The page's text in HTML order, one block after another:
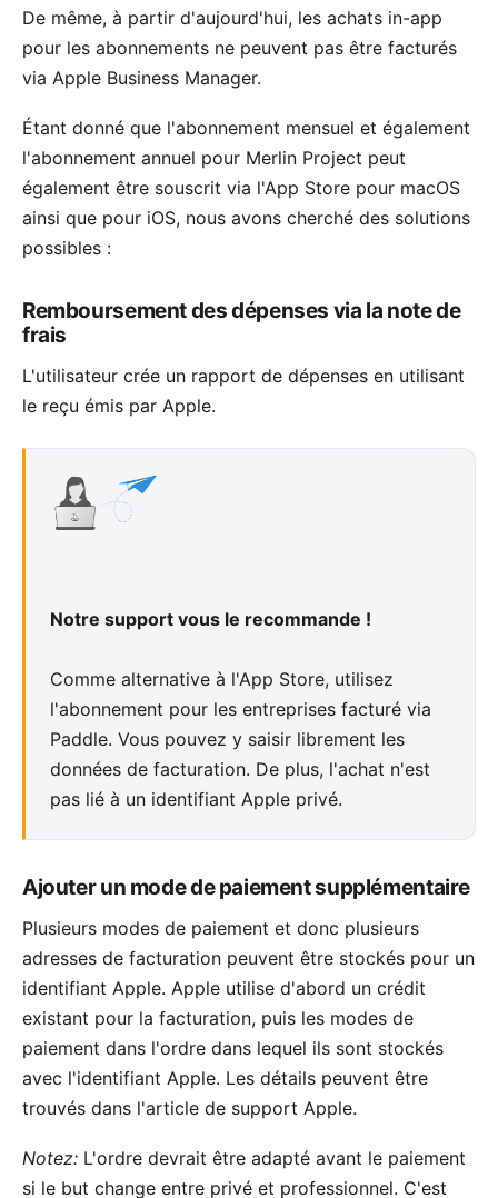
De même, à partir d'aujourd'hui, les achats in-app
pour les abonnements ne peuvent pas être facturés
via Apple Business Manager.
Étant donné que l'abonnement mensuel et également
l'abonnement annuel pour Merlin Project peut
également être souscrit via l'App Store pour macOS
ainsi que pour iOS, nous avons cherché des solutions
possibles :
Remboursement des dépenses via la note de
frais
L'utilisateur crée un rapport de dépenses en utilisant
le reçu émis par Apple.
Notre support vous le recommande !
Comme alternative à l'App Store, utilisez
l'abonnement pour les entreprises facturé via
Paddle. Vous pouvez y saisir librement les
données de facturation. De plus, l'achat n'est
pas lié à un identifiant Apple privé.
Ajouter un mode de paiement supplémentaire
Plusieurs modes de paiement et donc plusieurs
adresses de facturation peuvent être stockés pour un
identifiant Apple. Apple utilise d'abord un crédit
existant pour la facturation, puis les modes de
paiement dans l'ordre dans lequel ils sont stockés
avec l'identifiant Apple. Les détails peuvent être
trouvés dans l'article de support Apple.
Notez: L'ordre devrait être adapté avant le paiement
si le but change entre privé et professionnel. C'est